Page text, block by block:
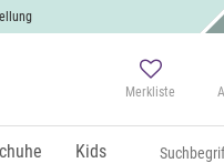
Merkliste
Kids
Versand